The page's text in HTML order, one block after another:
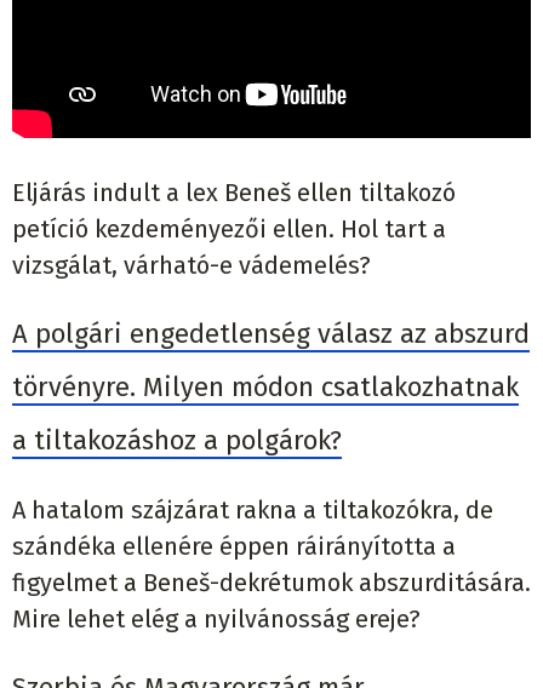
Eljárás indult a lex Beneš ellen tiltakozó
petíció kezdeményezői ellen. Hol tart a
vizsgálat, várható-e vádemelés?
A polgári engedetlenség válasz az abszurd
törvényre. Milyen módon csatlakozhatnak
a tiltakozáshoz a polgárok?
A hatalom szájzárat rakna a tiltakozókra, de
szándéka ellenére éppen ráirányította a
figyelmet a Beneš-dekrétumok abszurditására.
Mire lehet elég a nyilvánosság ereje?